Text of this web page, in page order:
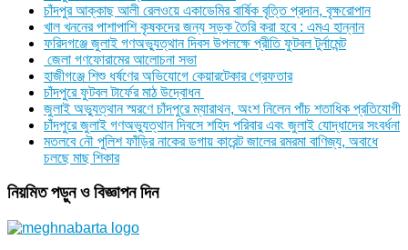
চাঁদপুর আক্কাছ আলী রেলওয়ে একাডেমির বার্ষিক বৃত্তি প্রদান, বৃক্ষরোপান
খাল খননের পাশাপাশি কৃষকদের জন্য সড়ক তৈরি করা হবে : এমএ হান্নান
ফরিদগঞ্জে জুলাই গণঅভ্যুত্থান দিবস উপলক্ষে প্রীতি ফুটবল টুর্নামেন্ট
জেলা গণফোরামের আলোচনা সভা
হাজীগঞ্জে শিশু ধর্ষণের অভিযোগে কেয়ারটেকার গ্রেফতার
চাঁদপুরে ফুটবল টার্ফের মাঠ উদ্বোধন
জুলাই অভ্যুত্থান স্মরণে চাঁদপুরে ম্যারাথন, অংশ নিলেন পাঁচ শতাধিক প্রতিযোগী
চাঁদপুরে জুলাই গণঅভ্যুত্থান দিবসে শহিদ পরিবার এবং জুলাই যোদ্ধাদের সংবর্ধনা
মতলবে নৌ পুলিশ ফাঁড়ির নাকের ডগায় কারেন্ট জালের রমরমা বাণিজ্য, অবাধে
চলছে মাছ শিকার
নিয়মিত পড়ুন ও বিজ্ঞাপন দিন